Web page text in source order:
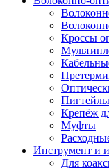
Кроссы
Пигтейлы
Крепёж
Муфты
Инструмент и
Для